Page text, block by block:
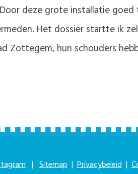
deze grote installatie
Het dossier startte ik
Zottegem, hun schouders
| Sitemap |Privacybeleid |